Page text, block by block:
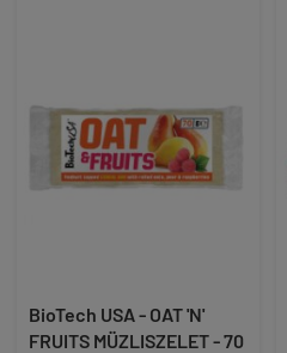
BioTech USA - OAT 'N'
FRUITS MÜZLISZELET - 70